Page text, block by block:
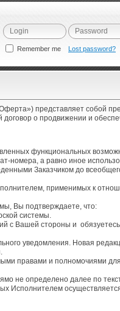
Remember me Lost password?
представляет собой
договор о продвижении и
функциональных
номера, а равно иное
Заказчиком до
применимых к
Вы подтверждаете, что:
системы.
с Вашей стороны и
уведомления. Новая
правами и полномочиями
не определено далее по
Исполнителем